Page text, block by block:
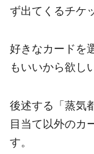
ず出てくるチケ
好きなカードを
もいいから欲し
後述する「蒸気
目当て以外のカ
す。